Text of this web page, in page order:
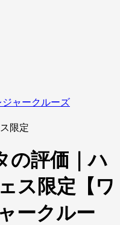
ジャークルーズ
限定
の評価｜ハ
ス限定【ワ
ークルー